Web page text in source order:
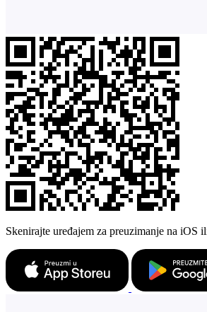
Skenirajte uređajem za preuzimanje na iOS